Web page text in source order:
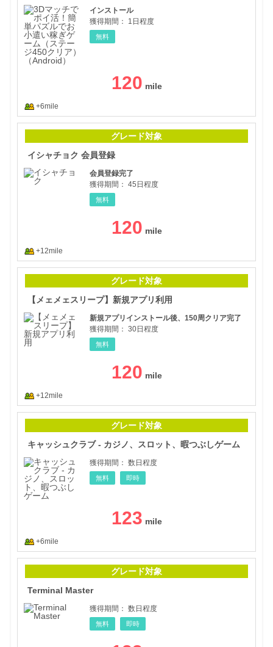
インストール
獲得期間：
1日程度
無料
120
+6mile
グレード対象
イシャチョク 会員登録
会員登録完了
獲得期間： 45日程度
無料
120
+12mile
グレード対象
【メェメェスリープ】新規アプリ利用
新規アプリインストール後、150周クリア完了
獲得期間： 30日程度
無料
120
+12mile
グレード対象
キャッシュクラブ - カジノ、スロット、暇つぶしゲーム
獲得期間： 数日程度
無料 即時
123
+6mile
グレード対象
Terminal Master
獲得期間： 数日程度
無料 即時